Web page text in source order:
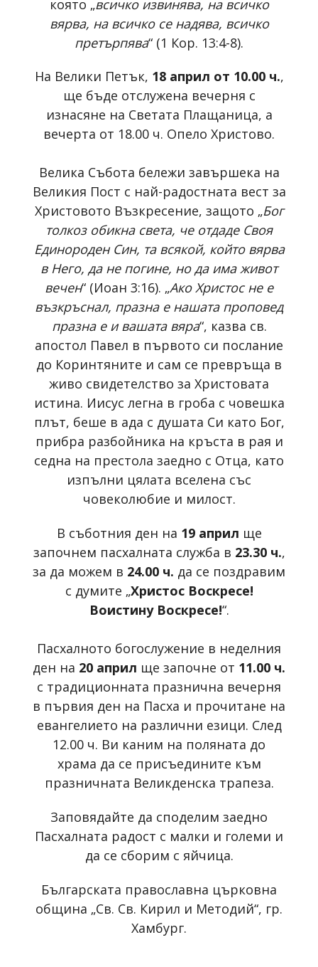
която „всичко извинява, на всичко
вярва, на всичко се надява, всичко
претърпява“ (1 Кор. 13:4-8).
На Велики Петък, 18 април от 10.00 ч.,
ще бъде отслужена вечерня с
изнасяне на Светата Плащаница, а
вечерта от 18.00 ч. Опело Христово.
Велика Събота бележи завършека на
Великия Пост с най-радостната вест за
Христовото Възкресение, защото „Бог
толкоз обикна света, че отдаде Своя
Единороден Син, та всякой, който вярва
в Него, да не погине, но да има живот
вечен“ (Иоан 3:16). „Ако Христос не е
възкръснал, празна е нашата проповед
празна е и вашата вяра“, казва св.
апостол Павел в първото си послание
до Коринтяните и сам се превръща в
живо свидетелство за Христовата
истина. Иисус легна в гроба с човешка
плът, беше в ада с душата Си като Бог,
прибра разбойника на кръста в рая и
седна на престола заедно с Отца, като
изпълни цялата вселена със
човеколюбие и милост.
В съботния ден на 19 април ще
започнем пасхалната служба в 23.30 ч.,
за да можем в 24.00 ч. да се поздравим
с думите „Христос Воскресе!
Воистину Воскресе!“.
Пасхалното богослужение в неделния
ден на 20 април ще започне от 11.00 ч.
с традиционната празнична вечерня
в първия ден на Пасха и прочитане на
евангелието на различни езици. След
12.00 ч. Ви каним на поляната до
храма да се присъедините към
празничната Великденска трапеза.
Заповядайте да споделим заедно
Пасхалната радост с малки и големи и
да се сборим с яйчица.
Българската православна църковна
община „Св. Св. Кирил и Методий“, гр.
Хамбург.